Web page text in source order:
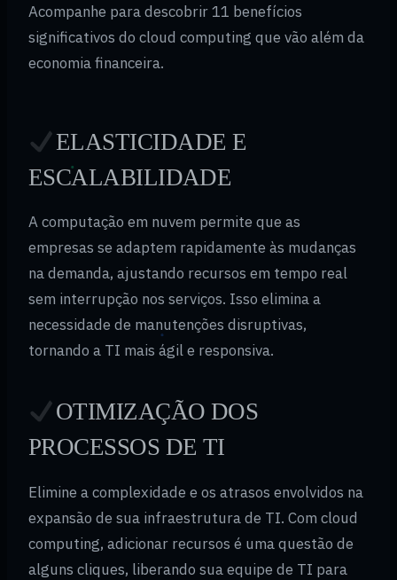
Acompanhe para descobrir 11 benefícios
significativos do cloud computing que vão além da
economia financeira.
ELASTICIDADE E
ESCALABILIDADE
A computação em nuvem permite que as
empresas se adaptem rapidamente às mudanças
na demanda, ajustando recursos em tempo real
sem interrupção nos serviços. Isso elimina a
necessidade de manutenções disruptivas,
tornando a TI mais ágil e responsiva.
OTIMIZAÇÃO DOS
PROCESSOS DE TI
Elimine a complexidade e os atrasos envolvidos na
expansão de sua infraestrutura de TI. Com cloud
computing, adicionar recursos é uma questão de
alguns cliques, liberando sua equipe de TI para